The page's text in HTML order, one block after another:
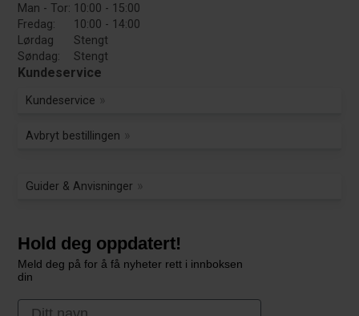
Man - Tor: 10:00 - 15:00
Fredag:
10:00 - 14:00
Lørdag
Stengt
Søndag:
Stengt
Kundeservice
Kundeservice
Avbryt bestillingen
Guider & Anvisninger
Hold deg oppdatert!
Meld deg på for å få nyheter rett i innboksen
din
First Name